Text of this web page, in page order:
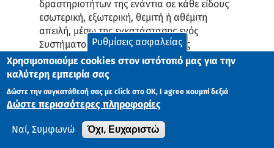
δραστηριοτήτων της ενάντια σε κάθε είδους
εσωτερική, εξωτερική, θεμιτή ή αθέμιτη
απειλή, μέσω της εγκατάστασης ενός
Συστήματος Διαχείρισης Ασφάλειας
Πληροφοριών.
Η Διοίκηση της εταιρείας δεσμεύεται να
διαθέτει επαρκείς ανθρώπινους, τεχνικούς
και οικονομικούς πόρους για την
αποτελεσματική λειτουργία και συνεχή
βελτίωση του Συστήματος Διαχείρισης
Ρυθμίσεις ασφαλείας
Χρησιμοποιούμε cookies στον ιστότοπό μας για την
καλύτερη εμπειρία σας
Δώστε την συγκατάθεσή σας με click στο ΟK, I agree κουμπί δεξιά
Δώστε περισσότερες πληροφορίες
Ναί, Συμφωνώ Όχι, Ευχαριστώ